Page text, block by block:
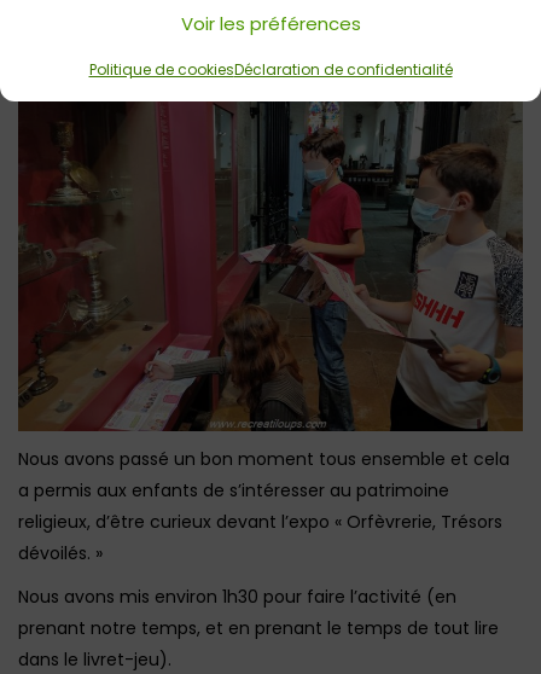
Voir les préférences
Politique de cookiesDéclaration de confidentialité
Nous avons passé un bon moment tous ensemble et cela
a permis aux enfants de s’intéresser au patrimoine
religieux, d’être curieux devant l’expo « Orfèvrerie, Trésors
dévoilés. »
Nous avons mis environ 1h30 pour faire l’activité (en
prenant notre temps, et en prenant le temps de tout lire
dans le livret-jeu).